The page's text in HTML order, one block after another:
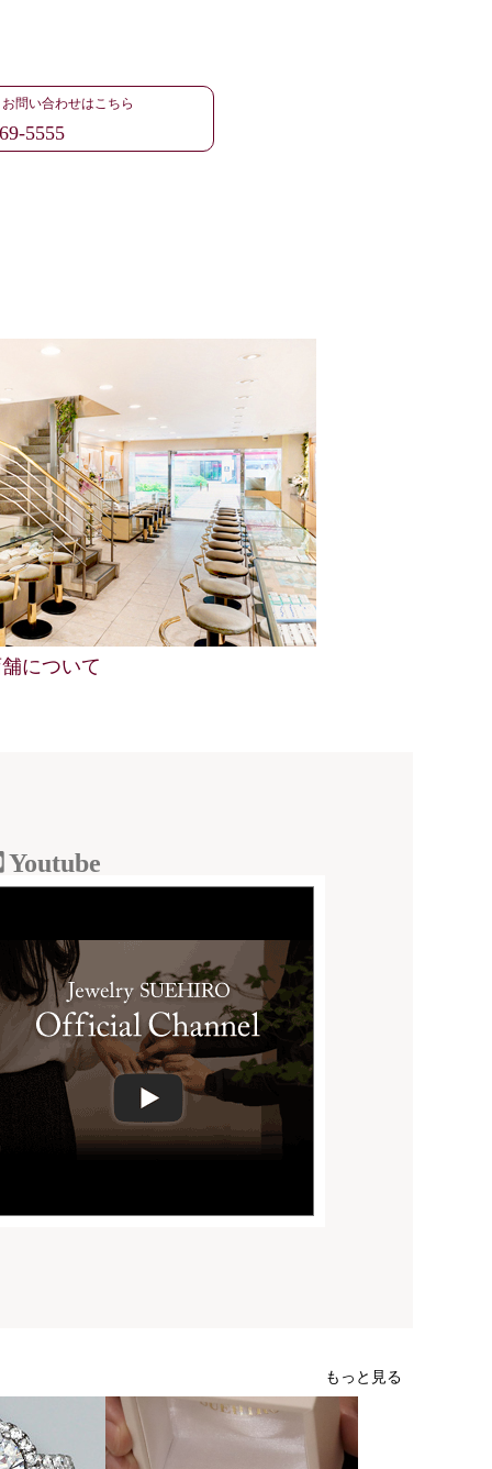
問い合わせはこちら
5555
について
Youtube
もっと見る